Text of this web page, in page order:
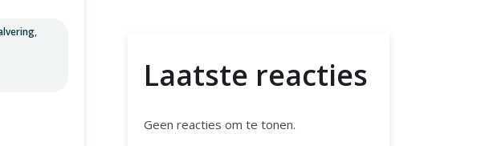
,
Laatste reacties
Geen reacties om te tonen.